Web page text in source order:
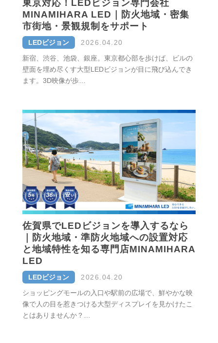
東京対応！LEDビジョン専門会社
MINAMIHARA LED｜防火地域・密集
市街地・景観規制をサポート
LEDビジョン
2026.04.20
新宿、渋谷、池袋、銀座。東京都心部を歩けば、ビルの
壁面を埋め尽くす大型LEDビジョンが目に飛び込んでき
ます。3D映像が歩…
佐賀県でLEDビジョンを導入するなら
｜防火地域・準防火地域への設置対応
と地域特性を知る専門店MINAMIHARA
LED
LEDビジョン
2026.04.20
ショッピングモールの入口や駅前の広場で、鮮やかな映
像で人の目を惹きつける大型ディスプレイを見かけたこ
とはありませんか？…